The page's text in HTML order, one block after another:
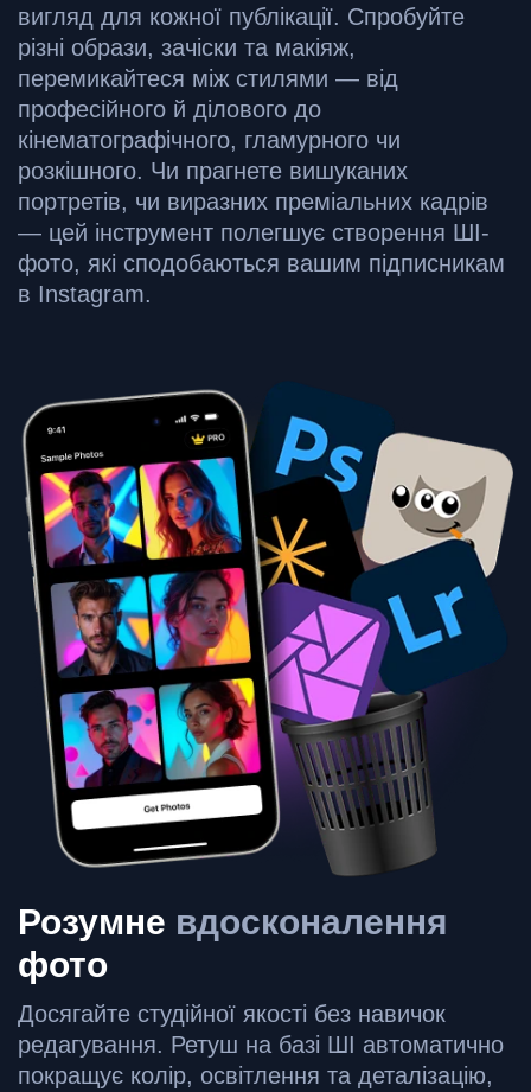
вигляд для кожної публікації. Спробуйте
різні образи, зачіски та макіяж,
перемикайтеся між стилями — від
професійного й ділового до
кінематографічного, гламурного чи
розкішного. Чи прагнете вишуканих
портретів, чи виразних преміальних кадрів
— цей інструмент полегшує створення ШІ-
фото, які сподобаються вашим підписникам
в Instagram.
Розумне вдосконалення
фото
Досягайте студійної якості без навичок
редагування. Ретуш на базі ШІ автоматично
покращує колір, освітлення та деталізацію,